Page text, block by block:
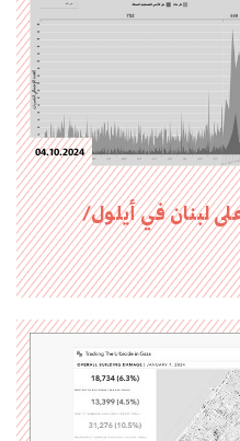
04.10.2024
لبنان في أيلول/